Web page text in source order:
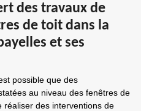
des travaux de
de toit dans la
et ses
possible que des
au niveau des fenêtres de
réaliser des interventions de